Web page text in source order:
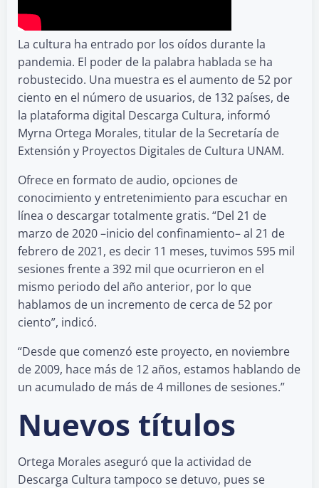
La cultura ha entrado por los oídos durante la
pandemia. El poder de la palabra hablada se ha
robustecido. Una muestra es el aumento de 52 por
ciento en el número de usuarios, de 132 países, de
la plataforma digital Descarga Cultura, informó
Myrna Ortega Morales, titular de la Secretaría de
Extensión y Proyectos Digitales de Cultura UNAM.
Ofrece en formato de audio, opciones de
conocimiento y entretenimiento para escuchar en
línea o descargar totalmente gratis. “Del 21 de
marzo de 2020 –inicio del confinamiento– al 21 de
febrero de 2021, es decir 11 meses, tuvimos 595 mil
sesiones frente a 392 mil que ocurrieron en el
mismo periodo del año anterior, por lo que
hablamos de un incremento de cerca de 52 por
ciento”, indicó.
“Desde que comenzó este proyecto, en noviembre
de 2009, hace más de 12 años, estamos hablando de
un acumulado de más de 4 millones de sesiones.”
Nuevos títulos
Ortega Morales aseguró que la actividad de
Descarga Cultura tampoco se detuvo, pues se